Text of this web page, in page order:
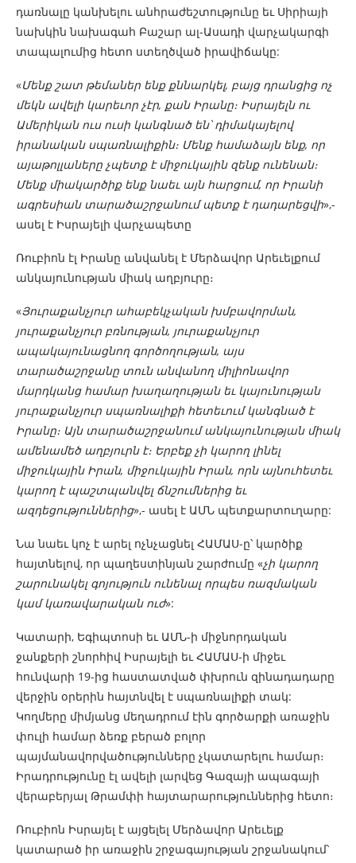
դառնալը կանխելու անհրաժեշտությունը եւ Սիրիայի
նախկին նախագահ Բաշար ալ-Ասադի վարչակարգի
տապալումից հետո ստեղծված իրավիճակը:
«Մենք շատ թեմաներ ենք քննարկել, բայց դրանցից ոչ
մեկն ավելի կարեւոր չէր, քան Իրանը։ Իսրայելն ու
Ամերիկան ​​ուս ուսի կանգնած են՝ դիմակայելով
իրանական սպառնալիքին։ Մենք համաձայն ենք, որ
այաթոլլաները չպետք է միջուկային զենք ունենան։
Մենք միակարծիք ենք նաեւ այն հարցում, որ Իրանի
ագրեսիան տարածաշրջանում պետք է դադարեցվի»,-
ասել է Իսրայելի վարչապետը
Ռուբիոն էլ Իրանը անվանել է Մերձավոր Արեւելքում
անկայունության միակ աղբյուրը։
«Յուրաքանչյուր ահաբեկչական խմբավորման,
յուրաքանչյուր բռնության, յուրաքանչյուր
ապակայունացնող գործողության, այս
տարածաշրջանը տուն անվանող միլիոնավոր
մարդկանց համար խաղաղության եւ կայունության
յուրաքանչյուր սպառնալիքի հետեւում կանգնած է
Իրանը։ Այն տարածաշրջանում անկայունության միակ
ամենամեծ աղբյուրն է։ Երբեք չի կարող լինել
միջուկային Իրան, միջուկային Իրան, որն այնուհետեւ
կարող է պաշտպանվել ճնշումներից եւ
ազդեցություններից»,- ասել է ԱՄՆ պետքարտուղարը:
Նա նաեւ կոչ է արել ոչնչացնել ՀԱՄԱՍ-ը՝ կարծիք
հայտնելով, որ պաղեստինյան շարժումը «չի կարող
շարունակել գոյություն ունենալ որպես ռազմական
կամ կառավարական ուժ»:
Կատարի, Եգիպտոսի եւ ԱՄՆ-ի միջնորդական
ջանքերի շնորհիվ Իսրայելի եւ ՀԱՄԱՍ-ի միջեւ
հունվարի 19-ից հաստատված փխրուն զինադադարը
վերջին օրերին հայտնվել է սպառնալիքի տակ:
Կողմերը միմյանց մեղադրում էին գործարքի առաջին
փուլի համար ձեռք բերած բոլոր
պայմանավորվածությունները չկատարելու համար։
Իրադրությունը էլ ավելի լարվեց Գազայի ապագայի
վերաբերյալ Թրամփի հայտարարություններից հետո։
Ռուբիոն Իսրայել է այցելել Մերձավոր Արեւելք
կատարած իր առաջին շրջագայության շրջանակում՝